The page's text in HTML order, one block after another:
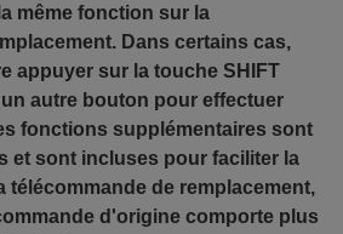
même fonction sur la
Dans certains cas,
appuyer sur la touche SHIFT
autre bouton pour effectuer
fonctions supplémentaires sont
et sont incluses pour faciliter la
télécommande de remplacement,
d'origine comporte plus